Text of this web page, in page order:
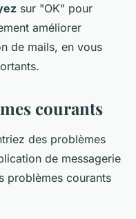
sur "OK" pour
améliorer
de mails, en vous
courants
des problèmes
de messagerie
problèmes courants